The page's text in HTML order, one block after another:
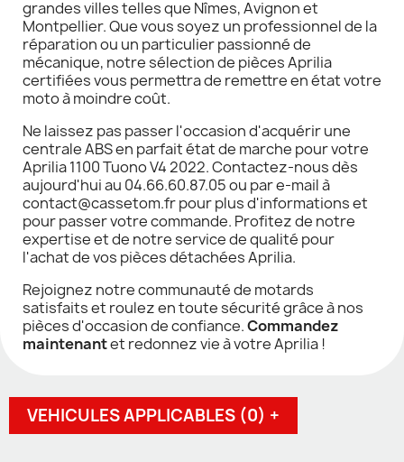
grandes villes telles que Nîmes, Avignon et
Montpellier. Que vous soyez un professionnel de la
réparation ou un particulier passionné de
mécanique, notre sélection de pièces Aprilia
certifiées vous permettra de remettre en état votre
moto à moindre coût.
Ne laissez pas passer l'occasion d'acquérir une
centrale ABS en parfait état de marche pour votre
Aprilia 1100 Tuono V4 2022. Contactez-nous dès
aujourd'hui au 04.66.60.87.05 ou par e-mail à
contact@cassetom.fr pour plus d'informations et
pour passer votre commande. Profitez de notre
expertise et de notre service de qualité pour
l'achat de vos pièces détachées Aprilia.
Rejoignez notre communauté de motards
satisfaits et roulez en toute sécurité grâce à nos
pièces d'occasion de confiance.Commandez
maintenantet redonnez vie à votre Aprilia !
VEHICULES APPLICABLES (0) +